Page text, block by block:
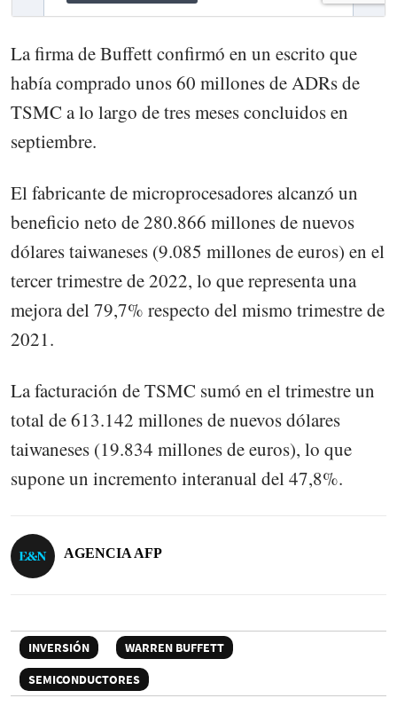
La firma de Buffett confirmó en un escrito que
había comprado unos 60 millones de ADRs de
TSMC a lo largo de tres meses concluidos en
septiembre.
El fabricante de microprocesadores alcanzó un
beneficio neto de 280.866 millones de nuevos
dólares taiwaneses (9.085 millones de euros) en el
tercer trimestre de 2022, lo que representa una
mejora del 79,7% respecto del mismo trimestre de
2021.
La facturación de TSMC sumó en el trimestre un
total de 613.142 millones de nuevos dólares
taiwaneses (19.834 millones de euros), lo que
supone un incremento interanual del 47,8%.
AGENCIA AFP
INVERSIÓN
WARREN BUFFETT
SEMICONDUCTORES